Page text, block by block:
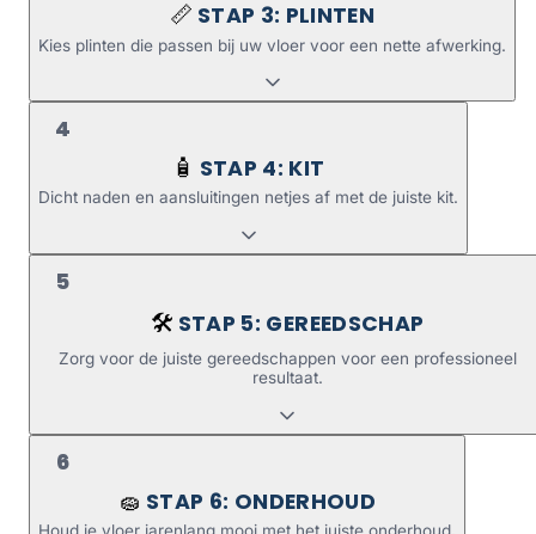
📏 STAP 3: PLINTEN
Kies plinten die passen bij uw vloer voor een nette afwerking.
4
🧴 STAP 4: KIT
Dicht naden en aansluitingen netjes af met de juiste kit.
5
🛠️ STAP 5: GEREEDSCHAP
Zorg voor de juiste gereedschappen voor een professioneel
resultaat.
6
🧽 STAP 6: ONDERHOUD